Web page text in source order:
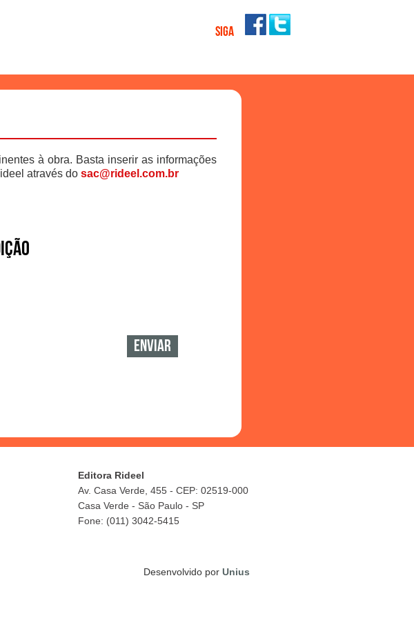
SIGA
à obra. Basta inserir as informações
através do sac@rideel.com.br
Editora Rideel
Av. Casa Verde, 455 - CEP: 02519-000
Casa Verde - São Paulo - SP
Fone: (011) 3042-5415
Desenvolvido por Unius